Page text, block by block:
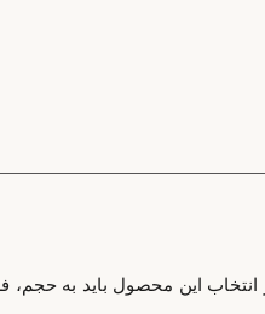
انتخاب این محصول باید به